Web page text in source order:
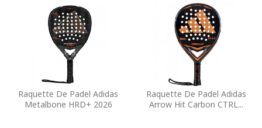
Raquette De Padel Adidas
Metalbone HRD+ 2026
Raquette De Padel Adidas
Arrow Hit Carbon CTRL...